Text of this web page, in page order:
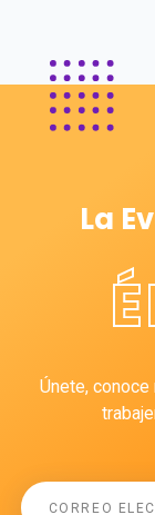
La
Únete,